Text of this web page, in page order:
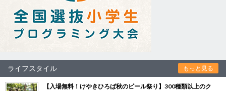
ライフスタイル もっと見る
【入場無料！けやきひろば秋のビール祭り】300種類以上のク